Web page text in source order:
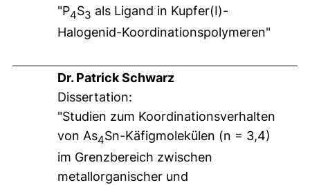
"P4S3 als Ligand in Kupfer(I)-
Halogenid-Koordinationspolymeren"
Dr. Patrick Schwarz
Dissertation:
"Studien zum Koordinationsverhalten
von As4Sn-Käfigmolekülen (n = 3,4)
im Grenzbereich zwischen
metallorganischer und